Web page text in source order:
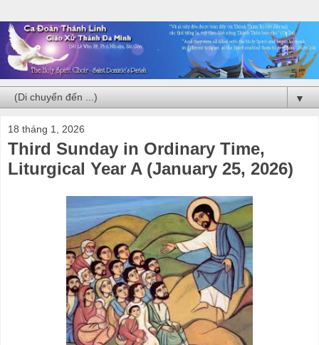
▼
18 tháng 1, 2026
Third Sunday in Ordinary Time,
Liturgical Year A (January 25, 2026)